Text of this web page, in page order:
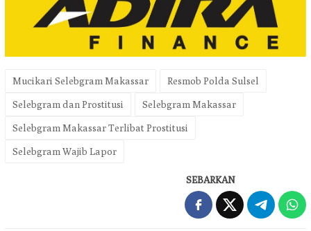
Mucikari Selebgram Makassar Resmob Polda Sulsel
Selebgram dan Prostitusi Selebgram Makassar
Selebgram Makassar Terlibat Prostitusi
Selebgram Wajib Lapor
SEBARKAN